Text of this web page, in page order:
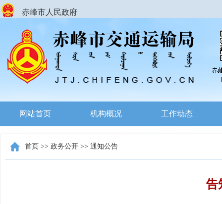
赤峰市人民政府
网站首页 机构概况 工作动态
首页 >> 政务公开 >> 通知公告
告